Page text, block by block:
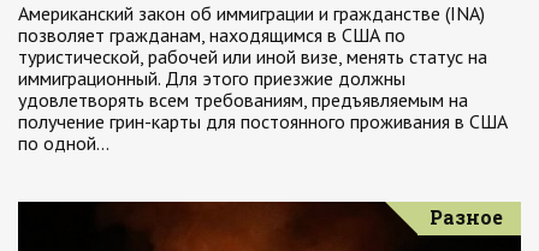
Американский закон об иммиграции и гражданстве (INA)
позволяет гражданам, находящимся в США по
туристической, рабочей или иной визе, менять статус на
иммиграционный. Для этого приезжие должны
удовлетворять всем требованиям, предъявляемым на
получение грин-карты для постоянного проживания в США
по одной…
Разное